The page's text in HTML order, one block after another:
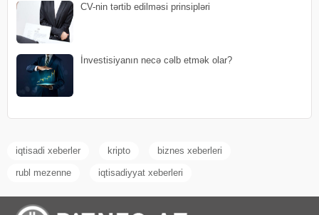
CV-nin tərtib edilməsi prinsipləri
İnvestisiyanın necə cəlb etmək olar?
iqtisadi xeberler kripto biznes xeberleri
rubl mezenne iqtisadiyyat xeberleri